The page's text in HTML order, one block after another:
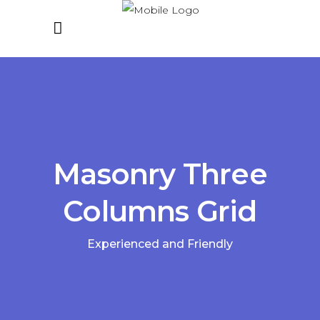
Masonry Three
Columns Grid
Experienced and Friendly